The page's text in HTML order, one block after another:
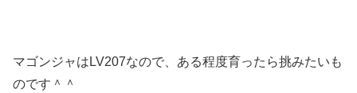
マゴンジャはLV207なので、ある程度育ったら挑みたいも
のです＾＾